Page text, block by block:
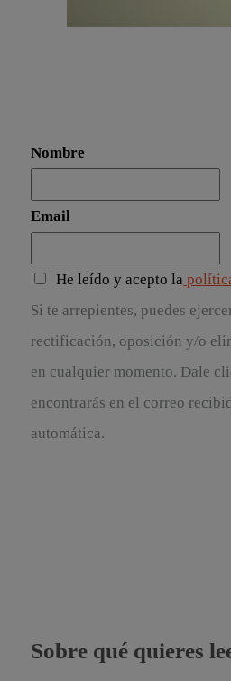
Nombre
Email
He leído y acepto la
Si te arrepientes, puedes
rectificación, oposición y/o
en cualquier momento. Dale
encontrarás en el correo
automática.
Sobre qué quieres